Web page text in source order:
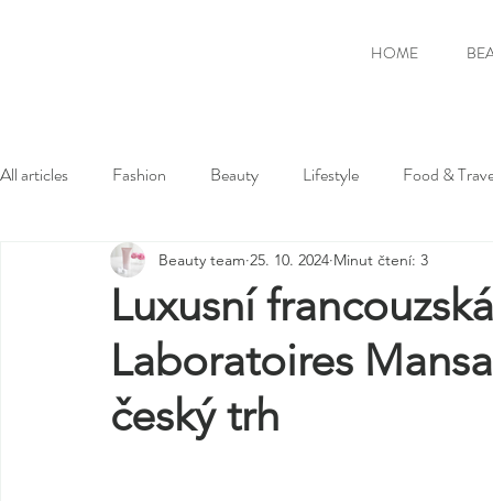
HOME
All articles Fashion Beauty Lifestyle Food &
Luxusní
Laboratoires
český trh
Beauty team 25. 10. 2024 Minut čtení: 3